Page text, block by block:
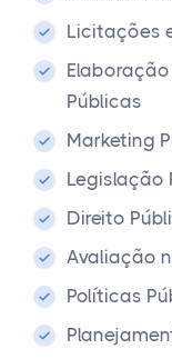
Licitações
Públicas
Marketing
Legislação
Direito
Avaliação
Políticas